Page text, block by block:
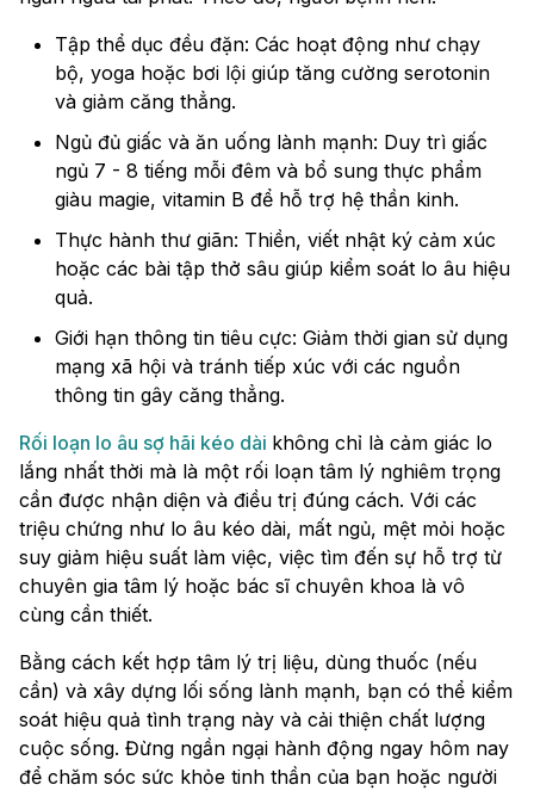
Tập thể dục đều đặn: Các hoạt động như chạy
bộ, yoga hoặc bơi lội giúp tăng cường serotonin
và giảm căng thẳng.
Ngủ đủ giấc và ăn uống lành mạnh: Duy trì giấc
ngủ 7 - 8 tiếng mỗi đêm và bổ sung thực phẩm
giàu magie, vitamin B để hỗ trợ hệ thần kinh.
Thực hành thư giãn: Thiền, viết nhật ký cảm xúc
hoặc các bài tập thở sâu giúp kiểm soát lo âu hiệu
quả.
Giới hạn thông tin tiêu cực: Giảm thời gian sử dụng
mạng xã hội và tránh tiếp xúc với các nguồn
thông tin gây căng thẳng.
Rối loạn lo âu sợ hãi kéo dài không chỉ là cảm giác lo
lắng nhất thời mà là một rối loạn tâm lý nghiêm trọng
cần được nhận diện và điều trị đúng cách. Với các
triệu chứng như lo âu kéo dài, mất ngủ, mệt mỏi hoặc
suy giảm hiệu suất làm việc, việc tìm đến sự hỗ trợ từ
chuyên gia tâm lý hoặc bác sĩ chuyên khoa là vô
cùng cần thiết.
Bằng cách kết hợp tâm lý trị liệu, dùng thuốc (nếu
cần) và xây dựng lối sống lành mạnh, bạn có thể kiểm
soát hiệu quả tình trạng này và cải thiện chất lượng
cuộc sống. Đừng ngần ngại hành động ngay hôm nay
để chăm sóc sức khỏe tinh thần của bạn hoặc người